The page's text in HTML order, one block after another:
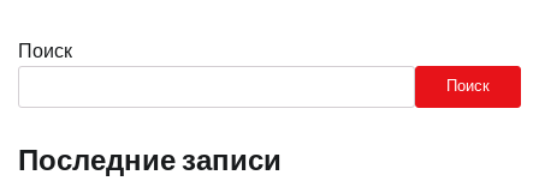
Поиск
Поиск
Последние записи